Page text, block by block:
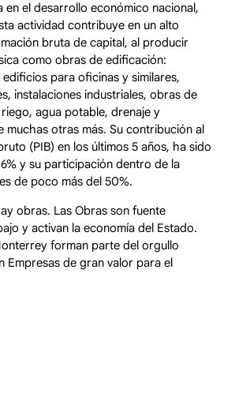
en el desarrollo económico nacional,
actividad contribuye en un alto
bruta de capital, al producir
como obras de edificación:
edificios para oficinas y similares,
instalaciones industriales, obras de
agua potable, drenaje y
muchas otras más. Su contribución al
(PIB) en los últimos 5 años, ha sido
y su participación dentro de la
de poco más del 50%.
obras. Las Obras son fuente
y activan la economía del Estado.
forman parte del orgullo
Empresas de gran valor para el